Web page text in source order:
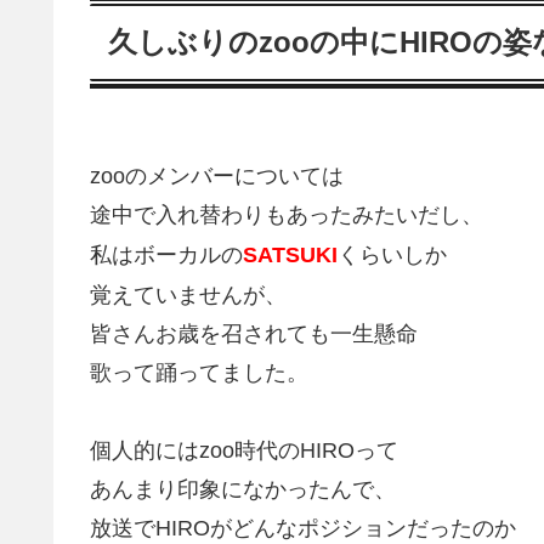
久しぶりのzooの中にHIROの姿
zooのメンバーについては
途中で入れ替わりもあったみたいだし、
私はボーカルのSATSUKI くらいしか
覚えていませんが、
皆さんお歳を召されても一生懸命
歌って踊ってました。
個人的にはzoo時代のHIROって
あんまり印象になかったんで、
放送でHIROがどんなポジションだったのか